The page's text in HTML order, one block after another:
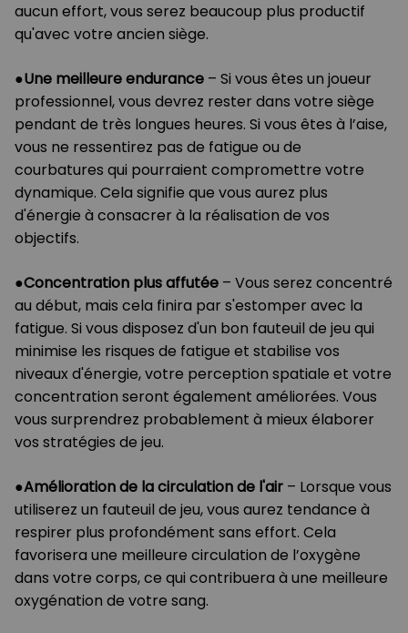
aucun effort, vous serez beaucoup plus productif
qu'avec votre ancien siège.
●Une meilleure endurance – Si vous êtes un joueur
professionnel, vous devrez rester dans votre siège
pendant de très longues heures. Si vous êtes à l’aise,
vous ne ressentirez pas de fatigue ou de
courbatures qui pourraient compromettre votre
dynamique. Cela signifie que vous aurez plus
d'énergie à consacrer à la réalisation de vos
objectifs.
●Concentration plus affutée – Vous serez concentré
au début, mais cela finira par s'estomper avec la
fatigue. Si vous disposez d'un bon fauteuil de jeu qui
minimise les risques de fatigue et stabilise vos
niveaux d'énergie, votre perception spatiale et votre
concentration seront également améliorées. Vous
vous surprendrez probablement à mieux élaborer
vos stratégies de jeu.
●Amélioration de la circulation de l'air – Lorsque vous
utiliserez un fauteuil de jeu, vous aurez tendance à
respirer plus profondément sans effort. Cela
favorisera une meilleure circulation de l’oxygène
dans votre corps, ce qui contribuera à une meilleure
oxygénation de votre sang.